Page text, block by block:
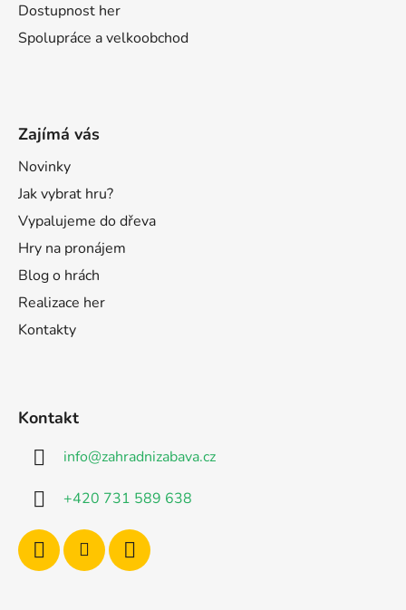
Dostupnost her
Spolupráce a velkoobchod
Zajímá vás
Novinky
Jak vybrat hru?
Vypalujeme do dřeva
Hry na pronájem
Blog o hrách
Realizace her
Kontakty
Kontakt
info@zahradnizabava.cz
+420 731 589 638